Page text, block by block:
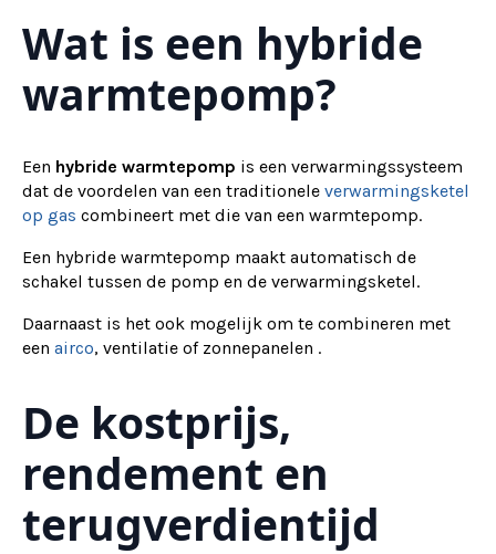
Wat is een hybride
warmtepomp?
Een hybride warmtepomp is een verwarmingssysteem
dat de voordelen van een traditionele verwarmingsketel
op gas combineert met die van een warmtepomp.
Een hybride warmtepomp maakt automatisch de
schakel tussen de pomp en de verwarmingsketel.
Daarnaast is het ook mogelijk om te combineren met
een airco, ventilatie of zonnepanelen .
De kostprijs,
rendement en
terugverdientijd